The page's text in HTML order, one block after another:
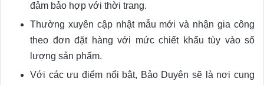
đảm bảo hợp với thời trang.
Thường xuyên cập nhật mẫu mới và nhận gia công
theo đơn đặt hàng với mức chiết khấu tùy vào số
lượng sản phẩm.
Với các ưu điểm nổi bật, Bảo Duyên sẽ là nơi cung